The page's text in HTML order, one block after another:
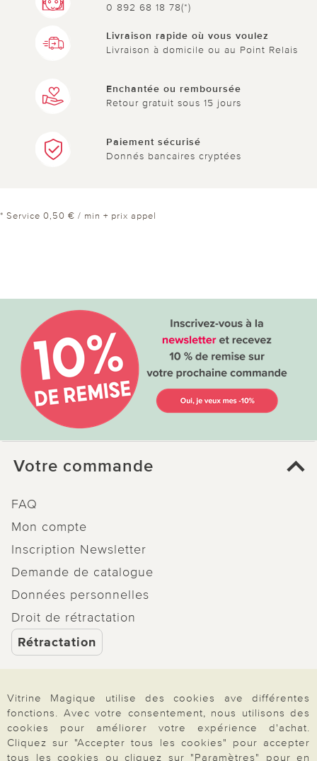
0 892 68 18 78(*)
Livraison rapide où vous voulez
Livraison à domicile ou au Point Relais
Enchantée ou remboursée
Retour gratuit sous 15 jours
Paiement sécurisé
Donnés bancaires cryptées
* Service 0,50 € / min + prix appel
Votre commande
FAQ
Mon compte
Inscription Newsletter
Demande de catalogue
Données personnelles
Droit de rétractation
Rétractation
Paiement & Livraison
Vitrine Magique utilise des cookies ave différentes
fonctions. Avec votre consentement, nous utilisons des
cookies pour améliorer votre expérience d'achat.
Cliquez sur "Accepter tous les cookies" pour accepter
tous les cookies ou cliquez sur "Paramètres" pour en